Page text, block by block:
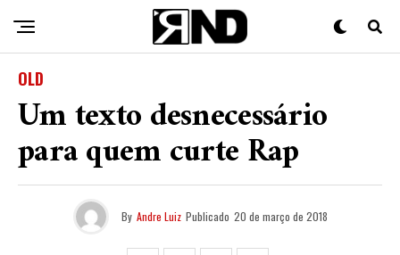
OLD
Um texto desnecessário
para quem curte Rap
By Andre Luiz Publicado 20 de março de 2018